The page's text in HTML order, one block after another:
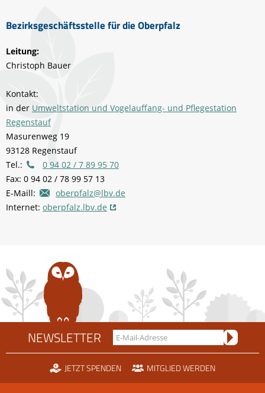
Bezirksgeschäftsstelle für die Oberpfalz
Leitung:
Christoph Bauer
Kontakt:
in der Umweltstation und Vogelauffang- und Pflegestation
Regenstauf
Masurenweg 19
93128 Regenstauf
Tel.:
0 94 02 / 7 89 95 70
Fax: 0 94 02 / 78 99 57 13
E-Maill:
oberpfalz@lbv.de
Internet: oberpfalz.lbv.de
NEWSLETTER
JETZT SPENDEN MITGLIED WERDEN